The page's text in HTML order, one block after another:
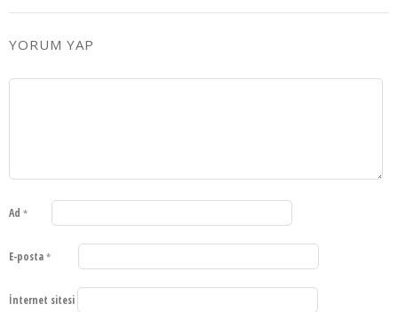
YORUM YAP
Ad *
E-posta *
İnternet sitesi